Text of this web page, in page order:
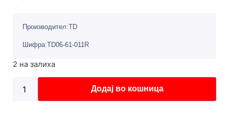
Производител:TD
Шифра:TD06-61-011R
2 на залиха
Додај во кошница